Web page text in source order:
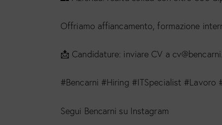
Offriamo affiancamento, formazione
📩 Candidature: inviare CV a
#Bencarni #Hiring #ITSpecialist
Segui Bencarni su Instagram